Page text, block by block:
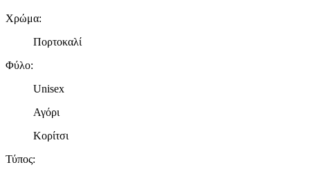
Χρώμα:
Πορτοκαλί
Φύλο:
Unisex
Αγόρι
Κορίτσι
Τύπος: